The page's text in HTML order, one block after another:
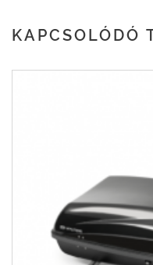
KAPCSOLÓDÓ